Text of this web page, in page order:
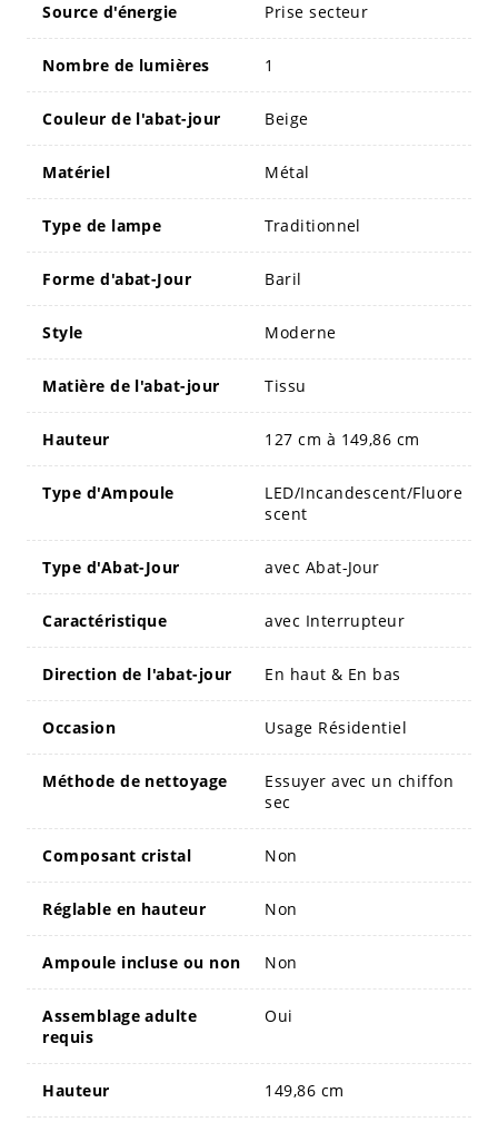
Source d'énergie Prise secteur
Nombre de lumières 1
Couleur de l'abat-jour Beige
Matériel Métal
Type de lampe Traditionnel
Forme d'abat-Jour Baril
Style Moderne
Matière de l'abat-jour Tissu
Hauteur 127 cm à 149,86 cm
Type d'Ampoule
LED/Incandescent/Fluore
scent
Type d'Abat-Jour avec Abat-Jour
Caractéristique avec Interrupteur
Direction de l'abat-jour En haut & En bas
Occasion Usage Résidentiel
Méthode de nettoyage
Essuyer avec un chiffon
sec
Composant cristal Non
Réglable en hauteur Non
Ampoule incluse ou non Non
Assemblage adulte
requis
Oui
Hauteur 149,86 cm